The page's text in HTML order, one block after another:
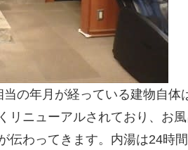
の年月が経っている建物自体
リニューアルされており、お
伝わってきます。内湯は24時